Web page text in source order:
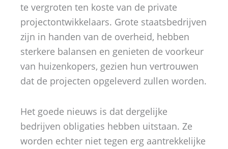
te vergroten ten koste van de private
projectontwikkelaars. Grote staatsbedrijven
zijn in handen van de overheid, hebben
sterkere balansen en genieten de voorkeur
van huizenkopers, gezien hun vertrouwen
dat de projecten opgeleverd zullen worden.
Het goede nieuws is dat dergelijke
bedrijven obligaties hebben uitstaan. Ze
worden echter niet tegen erg aantrekkelijke